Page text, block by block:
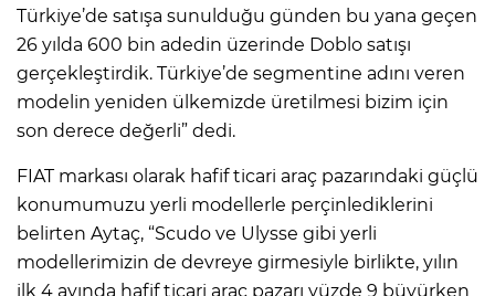
Türkiye’de satışa sunulduğu günden bu yana geçen
26 yılda 600 bin adedin üzerinde Doblo satışı
gerçekleştirdik. Türkiye’de segmentine adını veren
modelin yeniden ülkemizde üretilmesi bizim için
son derece değerli” dedi.
FIAT markası olarak hafif ticari araç pazarındaki güçlü
konumumuzu yerli modellerle perçinlediklerini
belirten Aytaç, “Scudo ve Ulysse gibi yerli
modellerimizin de devreye girmesiyle birlikte, yılın
ilk 4 ayında hafif ticari araç pazarı yüzde 9 büyürken